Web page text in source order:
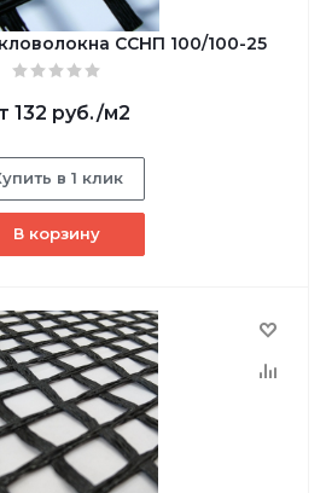
ССНП 100/100-25
132 руб./м2
в 1 клик
В корзину